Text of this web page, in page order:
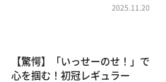
2025.11.20
【驚愕】「いっせーのせ！」で
心を掴む！初冠レギュラー